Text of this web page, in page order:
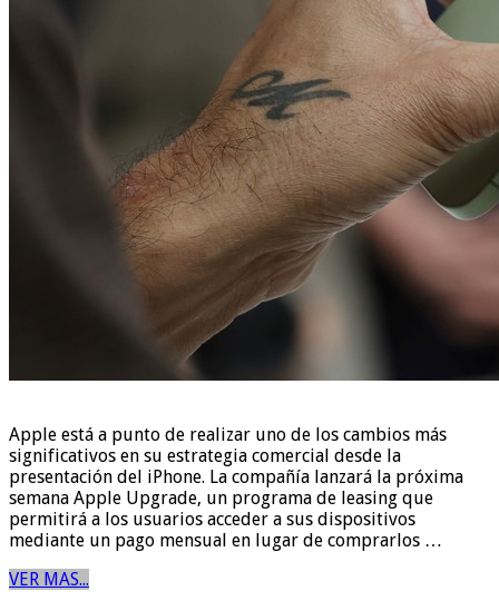
Apple está a punto de realizar uno de los cambios más
significativos en su estrategia comercial desde la
presentación del iPhone. La compañía lanzará la próxima
semana Apple Upgrade, un programa de leasing que
permitirá a los usuarios acceder a sus dispositivos
mediante un pago mensual en lugar de comprarlos …
VER MAS...